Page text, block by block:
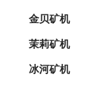
金贝矿机
茉莉矿机
冰河矿机